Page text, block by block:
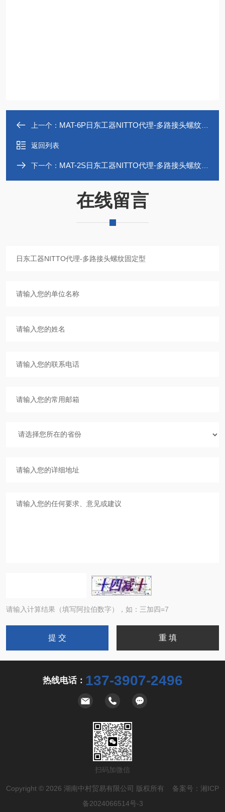
上一个： MAT-6P日东工器NITTO代理-多路接头螺纹固定型
返回列表
下一个： MAT-2S日东工器NITTO代理-多路接头螺纹固定型
在线留言
请输入计算结果（填写阿拉伯数字），如：三加四=7
热线电话： 137-3907-2496
扫码加微信
Copyright © 2026 湖南中村贸易有限公司 版权所有 备案号： 湘ICP
备2024066514号-3